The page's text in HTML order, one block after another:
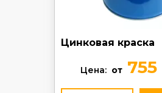
Цинковая краска
Цена: от755